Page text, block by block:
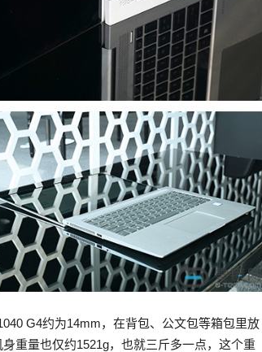
G4约为14mm，在背包、公文包等箱包里放
重量也仅约1521g，也就三斤多一点，这个重